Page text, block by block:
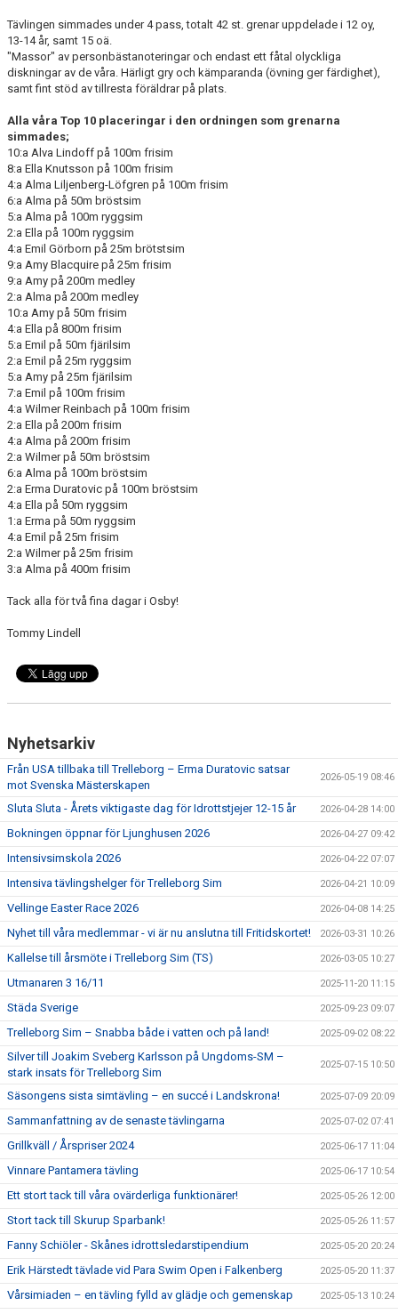
Tävlingen simmades under 4 pass, totalt 42 st. grenar uppdelade i 12 oy,
13-14 år, samt 15 oä.
"Massor" av personbästanoteringar och endast ett fåtal olyckliga
diskningar av de våra. Härligt gry och kämparanda (övning ger färdighet),
samt fint stöd av tillresta föräldrar på plats.
Alla våra Top 10 placeringar i den ordningen som grenarna
simmades;
10:a Alva Lindoff på 100m frisim
8:a Ella Knutsson på 100m frisim
4:a Alma Liljenberg-Löfgren på 100m frisim
6:a Alma på 50m bröstsim
5:a Alma på 100m ryggsim
2:a Ella på 100m ryggsim
4:a Emil Görborn på 25m brötstsim
9:a Amy Blacquire på 25m frisim
9:a Amy på 200m medley
2:a Alma på 200m medley
10:a Amy på 50m frisim
4:a Ella på 800m frisim
5:a Emil på 50m fjärilsim
2:a Emil på 25m ryggsim
5:a Amy på 25m fjärilsim
7:a Emil på 100m frisim
4:a Wilmer Reinbach på 100m frisim
2:a Ella på 200m frisim
4:a Alma på 200m frisim
2:a Wilmer på 50m bröstsim
6:a Alma på 100m bröstsim
2:a Erma Duratovic på 100m bröstsim
4:a Ella på 50m ryggsim
1:a Erma på 50m ryggsim
4:a Emil på 25m frisim
2:a Wilmer på 25m frisim
3:a Alma på 400m frisim
Tack alla för två fina dagar i Osby!
Tommy Lindell
Nyhetsarkiv
Från USA tillbaka till Trelleborg – Erma Duratovic satsar
mot Svenska Mästerskapen
2026-05-19 08:46
Sluta Sluta - Årets viktigaste dag för Idrottstjejer 12-15 år 2026-04-28 14:00
Bokningen öppnar för Ljunghusen 2026 2026-04-27 09:42
Intensivsimskola 2026 2026-04-22 07:07
Intensiva tävlingshelger för Trelleborg Sim 2026-04-21 10:09
Vellinge Easter Race 2026 2026-04-08 14:25
Nyhet till våra medlemmar - vi är nu anslutna till Fritidskortet! 2026-03-31 10:26
Kallelse till årsmöte i Trelleborg Sim (TS) 2026-03-05 10:27
Utmanaren 3 16/11 2025-11-20 11:15
Städa Sverige 2025-09-23 09:07
Trelleborg Sim – Snabba både i vatten och på land! 2025-09-02 08:22
Silver till Joakim Sveberg Karlsson på Ungdoms-SM –
stark insats för Trelleborg Sim
2025-07-15 10:50
Säsongens sista simtävling – en succé i Landskrona! 2025-07-09 20:09
Sammanfattning av de senaste tävlingarna 2025-07-02 07:41
Grillkväll / Årspriser 2024 2025-06-17 11:04
Vinnare Pantamera tävling 2025-06-17 10:54
Ett stort tack till våra ovärderliga funktionärer! 2025-05-26 12:00
Stort tack till Skurup Sparbank! 2025-05-26 11:57
Fanny Schiöler - Skånes idrottsledarstipendium 2025-05-20 20:24
Erik Härstedt tävlade vid Para Swim Open i Falkenberg 2025-05-20 11:37
Vårsimiaden – en tävling fylld av glädje och gemenskap 2025-05-13 10:24